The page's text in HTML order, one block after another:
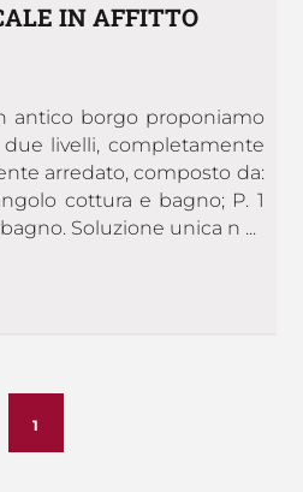
IN AFFITTO
antico borgo proponiamo
livelli, completamente
arredato, composto da:
cottura e bagno; P. 1
Soluzione unica n ...
1